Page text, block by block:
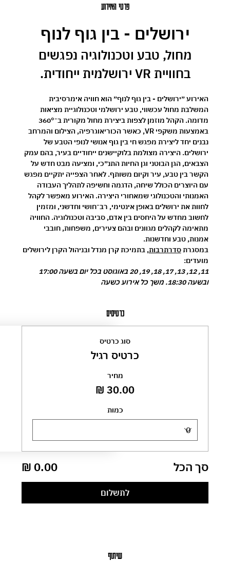
פרטי האירוע
ירושלים - בין גוף לנוף
מחול, טבע וטכנולוגיה נפגשים
בחוויית VR ירושלמית ייחודית.
האירוע ״ירושלים - בין גוף לנוף״ הוא חוויה אימרסיבית
המשלבת מחול עכשווי, טבע ירושלמי וטכנולוגיית מציאות
באמצעות משקפי VR, כאשר הכוריאוגרפיה, הצילום והמרחב
נבנים יחד ליצירת מפגש חי בין גוף אנושי לנופי הטבע של
ירושלים. היצירה מצולמת בלוקיישנים ייחודיים בעיר, בהם עמק
הצבאים, הגן הבוטני וגן החיות התנ״כי, ומציעה מבט חדש על
הקשר בין טבע, עיר וקיום משותף. לאחר הצפייה יתקיים מפגש
עם היוצרים הכולל שיחה, הדגמה וחשיפה לתהליך העבודה
האמנותי והטכנולוגי שמאחורי היצירה. האירוע מאפשר לקהל
לחוות את ירושלים באופן אינטימי, רב־חושי וחדשני, ומזמין
לחשוב מחדש על היחסים בין אדם, סביבה וטכנולוגיה. החוויה
מתאימה לקהלים מגוונים ובהם צעירים, משפחות, חובבי
אמנות, טבע וחדשנות.
במסגרת סדרתרבות, בתמיכת קרן מנדל ובניהול הקרן לירושלים
מועדים:
ובשעה 18:30. משך כל אירוע כשעה
כרטיסים
סוג כרטיס
כרטיס רגיל
מחיר
כמות
סך הכל
לתשלום
שיתוף